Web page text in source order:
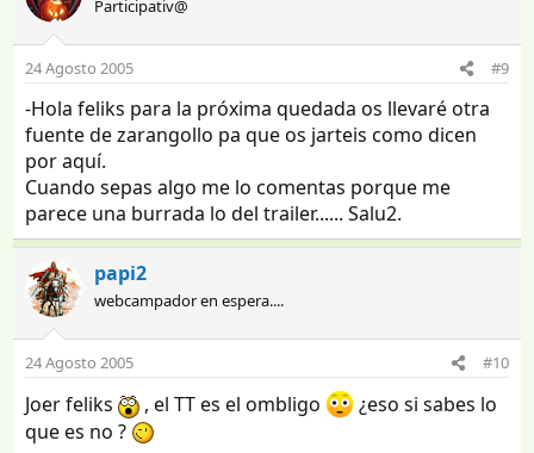
Participativ@
24 Agosto 2005 #9
-Hola feliks para la próxima quedada os llevaré otra
fuente de zarangollo pa que os jarteis como dicen
por aquí.
Cuando sepas algo me lo comentas porque me
parece una burrada lo del trailer...... Salu2.
papi2
webcampador en espera....
24 Agosto 2005 #10
Joer feliks , el TT es el ombligo
¿eso si sabes lo
que es no ?